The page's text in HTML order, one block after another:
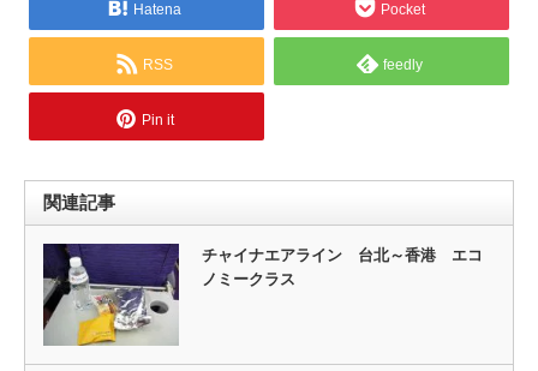
Hatena Pocket
RSS feedly
Pin it
関連記事
チャイナエアライン 台北～香港 エコ
ノミークラス